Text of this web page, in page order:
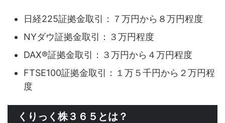
日経225証拠金取引：７万円から８万円程度
NYダウ証拠金取引：３万円程度
DAX®証拠金取引：３万円から４万円程度
FTSE100証拠金取引：１万５千円から２万円程
度
くりっく株３６５とは？